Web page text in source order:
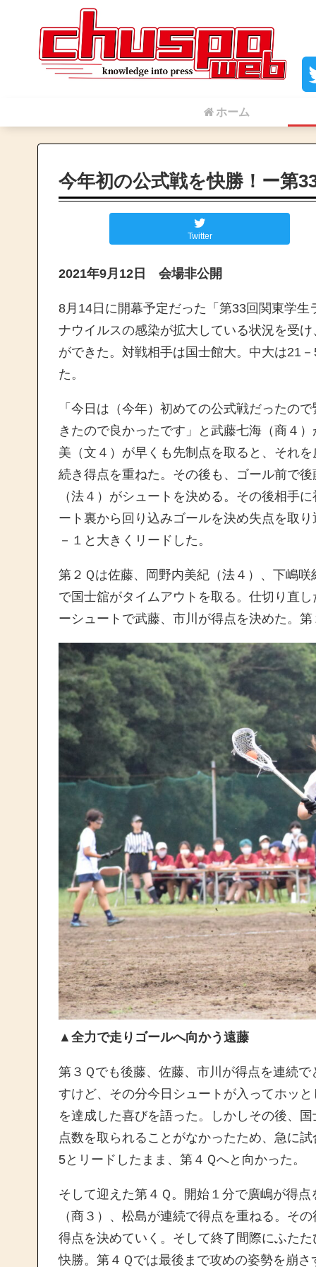
ホーム
今年初の公式戦を快勝！ー第
Twitter
2021年9月12日 会場非公開
8月14日に開幕予定だった「第33回関東学
ナウイルスの感染が拡大している状況を受
ができた。対戦相手は国士館大。中大は21
た。
「今日は（今年）初めての公式戦だったの
きたので良かったです」と武藤七海（商４
美（文４）が早くも先制点を取ると、それ
続き得点を重ねた。その後も、ゴール前で
（法４）がシュートを決める。その後相手
ート裏から回り込みゴールを決め失点を取
－１と大きくリードした。
第２Ｑは佐藤、岡野内美紀（法４）、下嶋
で国士舘がタイムアウトを取る。仕切り直
ーシュートで武藤、市川が得点を決めた。
▲ 全力で走りゴールへ向かう遠藤
第３Ｑでも後藤、佐藤、市川が得点を連続
すけど、その分今日シュートが入ってホッ
を達成した喜びを語った。しかしその後、
点数を取られることがなかったため、急に
5とリードしたまま、第４Ｑへと向かった。
そして迎えた第４Ｑ。開始１分で廣嶋が得
（商３）、松島が連続で得点を重ねる。そ
得点を決めていく。そして終了間際にふた
快勝。第４Ｑでは最後まで攻めの姿勢を崩